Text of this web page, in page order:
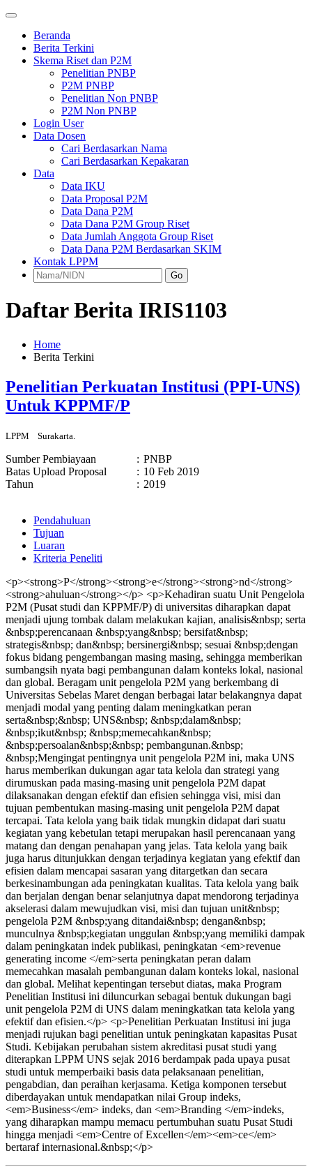
Beranda
Berita Terkini
Skema Riset dan P2M
Penelitian PNBP
P2M PNBP
Penelitian Non PNBP
P2M Non PNBP
Login User
Data Dosen
Cari Berdasarkan Nama
Cari Berdasarkan Kepakaran
Data
Data IKU
Data Proposal P2M
Data Dana P2M
Data Dana P2M Group Riset
Data Jumlah Anggota Group Riset
Data Dana P2M Berdasarkan SKIM
Kontak LPPM
Go
Daftar Berita IRIS1103
Home
Berita Terkini
Penelitian Perkuatan Institusi (PPI-UNS)
Untuk KPPMF/P
LPPM Surakarta.
Sumber Pembiayaan : PNBP
Batas Upload Proposal
: 10 Feb 2019
Tahun
: 2019
Pendahuluan
Tujuan
Luaran
Kriteria Peneliti
<p><strong>P</strong><strong>e</strong><strong>nd</strong>
<strong>ahuluan</strong></p> <p>Kehadiran suatu Unit Pengelola
P2M (Pusat studi dan KPPMF/P) di universitas diharapkan dapat
menjadi ujung tombak dalam melakukan kajian, analisis&nbsp; serta
&nbsp;perencanaan &nbsp;yang&nbsp; bersifat&nbsp;
strategis&nbsp; dan&nbsp; bersinergi&nbsp; sesuai &nbsp;dengan
fokus bidang pengembangan masing masing, sehingga memberikan
sumbangsih nyata bagi pembangunan dalam konteks lokal, nasional
dan global. Beragam unit pengelola P2M yang berkembang di
Universitas Sebelas Maret dengan berbagai latar belakangnya dapat
menjadi modal yang penting dalam meningkatkan peran
serta&nbsp;&nbsp; UNS&nbsp; &nbsp;dalam&nbsp;
&nbsp;ikut&nbsp; &nbsp;memecahkan&nbsp;
&nbsp;persoalan&nbsp;&nbsp; pembangunan.&nbsp;
&nbsp;Mengingat pentingnya unit pengelola P2M ini, maka UNS
harus memberikan dukungan agar tata kelola dan strategi yang
dirumuskan pada masing-masing unit pengelola P2M dapat
dilaksanakan dengan efektif dan efisien sehingga visi, misi dan
tujuan pembentukan masing-masing unit pengelola P2M dapat
tercapai. Tata kelola yang baik tidak mungkin didapat dari suatu
kegiatan yang kebetulan tetapi merupakan hasil perencanaan yang
matang dan dengan penahapan yang jelas. Tata kelola yang baik
juga harus ditunjukkan dengan terjadinya kegiatan yang efektif dan
efisien dalam mencapai sasaran yang ditargetkan dan secara
berkesinambungan ada peningkatan kualitas. Tata kelola yang baik
dan berjalan dengan benar selanjutnya dapat mendorong terjadinya
akselerasi dalam mewujudkan visi, misi dan tujuan unit&nbsp;
pengelola P2M &nbsp;yang ditandai&nbsp; dengan&nbsp;
munculnya &nbsp;kegiatan unggulan &nbsp;yang memiliki dampak
dalam peningkatan indek publikasi, peningkatan <em>revenue
generating income </em>serta peningkatan peran dalam
memecahkan masalah pembangunan dalam konteks lokal, nasional
dan global. Melihat kepentingan tersebut diatas, maka Program
Penelitian Institusi ini diluncurkan sebagai bentuk dukungan bagi
unit pengelola P2M di UNS dalam meningkatkan tata kelola yang
efektif dan efisien.</p> <p>Penelitian Perkuatan Institusi ini juga
menjadi rujukan bagi penelitian untuk peningkatan kapasitas Pusat
Studi. Kebijakan perubahan sistem akreditasi pusat studi yang
diterapkan LPPM UNS sejak 2016 berdampak pada upaya pusat
studi untuk memperbaiki basis data pelaksanaan penelitian,
pengabdian, dan peraihan kerjasama. Ketiga komponen tersebut
diberdayakan untuk mendapatkan nilai Group indeks,
<em>Business</em> indeks, dan <em>Branding </em>indeks,
yang diharapkan mampu memacu pertumbuhan suatu Pusat Studi
hingga menjadi <em>Centre of Excellen</em><em>ce</em>
bertaraf internasional.&nbsp;</p>